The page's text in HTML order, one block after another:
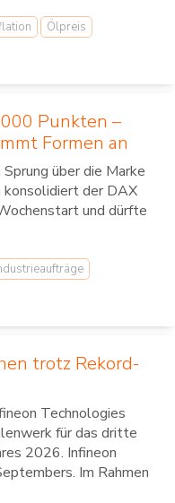
Ölpreis
Punkten –
Formen an
über die Marke
der DAX
und dürfte
trotz Rekord-
Technologies
für das dritte
2026. Infineon
Im Rahmen